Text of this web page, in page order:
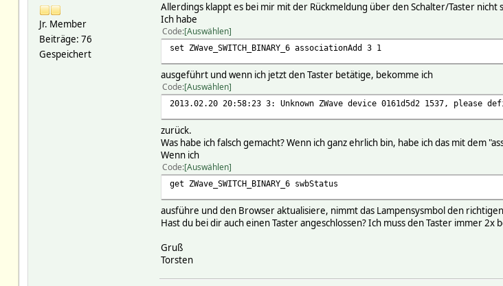
Jr. Member
Beiträge: 76
Gespeichert
Allerdings klappt es bei mir mit der Rückmeldung über den Schalter/Taster nicht
Ich habe
Code Auswählen
set ZWave_SWITCH_BINARY_6 associationAdd 3 1
ausgeführt und wenn ich jetzt den Taster betätige, bekomme ich
Code Auswählen
2013.02.20 20:58:23 3: Unknown ZWave device 0161d5d2 1537, please
zurück.
Was habe ich falsch gemacht? Wenn ich ganz ehrlich bin, habe ich das mit dem
Wenn ich
Code Auswählen
get ZWave_SWITCH_BINARY_6 swbStatus
ausführe und den Browser aktualisiere, nimmt das Lampensysmbol den
Hast du bei dir auch einen Taster angeschlossen? Ich muss den Taster immer
Gruß
Torsten